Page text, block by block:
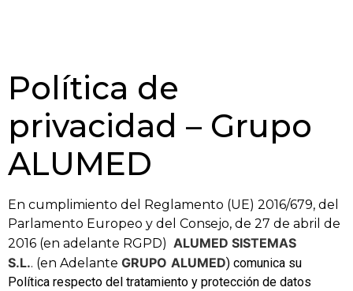
Política de
privacidad – Grupo
ALUMED
En cumplimiento del Reglamento (UE) 2016/679, del
Parlamento Europeo y del Consejo, de 27 de abril de
2016 (en adelante RGPD) ALUMED SISTEMAS
S.L.. (en Adelante GRUPO ALUMED) comunica su
Política respecto del tratamiento y protección de datos